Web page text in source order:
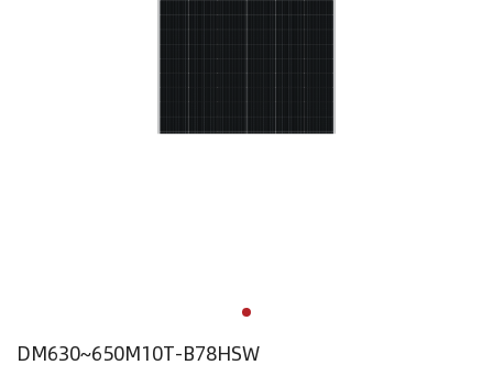
DM630~650M10T-B78HSW